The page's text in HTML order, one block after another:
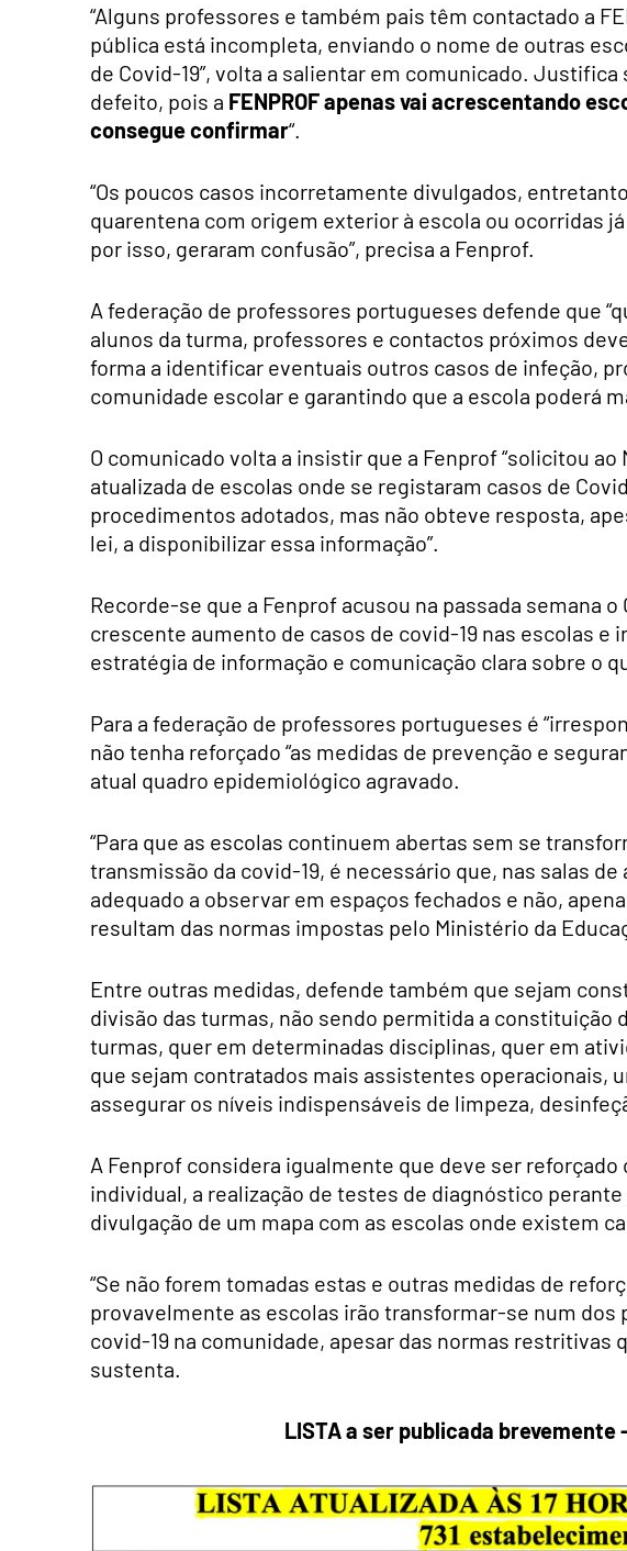
“Alguns professores e também pais têm contactado a
pública está incompleta, enviando o nome de outras
de Covid-19”, volta a salientar em comunicado. Justifica
defeito, pois a FENPROF apenas vai acrescentando
consegue confirmar“.
“Os poucos casos incorretamente divulgados,
quarentena com origem exterior à escola ou ocorridas
por isso, geraram confusão”, precisa a Fenprof.
A federação de professores portugueses defende que
alunos da turma, professores e contactos próximos
forma a identificar eventuais outros casos de infeção,
comunidade escolar e garantindo que a escola poderá
O comunicado volta a insistir que a Fenprof “solicitou
atualizada de escolas onde se registaram casos de
procedimentos adotados, mas não obteve resposta,
lei, a disponibilizar essa informação”.
Recorde-se que a Fenprof acusou na passada semana
crescente aumento de casos de covid-19 nas escolas e
estratégia de informação e comunicação clara sobre o
Para a federação de professores portugueses é
não tenha reforçado “as medidas de prevenção e
atual quadro epidemiológico agravado.
“Para que as escolas continuem abertas sem se
transmissão da covid-19, é necessário que, nas salas
adequado a observar em espaços fechados e não,
resultam das normas impostas pelo Ministério da
Entre outras medidas, defende também que sejam
divisão das turmas, não sendo permitida a constituição
turmas, quer em determinadas disciplinas, quer em
que sejam contratados mais assistentes operacionais,
assegurar os níveis indispensáveis de limpeza,
A Fenprof considera igualmente que deve ser
individual, a realização de testes de diagnóstico
divulgação de um mapa com as escolas onde existem
“Se não forem tomadas estas e outras medidas de
provavelmente as escolas irão transformar-se num dos
covid-19 na comunidade, apesar das normas restritivas
sustenta.
LISTA a ser publicada brevemente